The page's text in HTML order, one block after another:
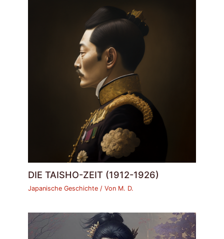
DIE TAISHO-ZEIT (1912-1926)
Japanische Geschichte / Von M. D.